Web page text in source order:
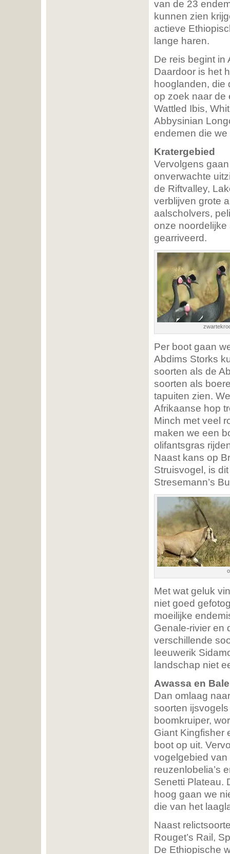
van de 23
kunnen zien
actieve
lange haren.
De reis begint in
Daardoor is het
hooglanden, die
op zoek naar de
Wattled Ibis,
Abbysinian
endemen die
Kratergebied
Vervolgens
onverwachte
de Riftvalley,
verblijven grote
aalscholvers,
onze
gearriveerd.
Per boot gaan
Abdims Storks
soorten als de
soorten als
tapuiten zien.
Afrikaanse hop
Minch met veel
maken we een
olifantsgras
Naast kans op
Struisvogel, is
Stresemann’s
Met wat geluk
niet goed
moeilijke
Genale-rivier en
verschillende
leeuwerik
landschap niet
Awassa en
Dan omlaag
soorten
boomkruiper,
Giant Kingfisher
boot op uit.
vogelgebied
reuzenlobelia’s
Senetti Plateau.
hoog gaan we
die van het
Naast
Rouget’s Rail,
De Ethiopische